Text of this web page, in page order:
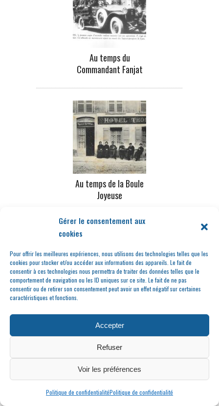
Gérer le consentement aux
cookies
Pour offrir les meilleures expériences, nous utilisons des technologies telles que les
cookies pour stocker et/ou accéder aux informations des appareils. Le fait de
consentir à ces technologies nous permettra de traiter des données telles que le
comportement de navigation ou les ID uniques sur ce site. Le fait de ne pas
consentir ou de retirer son consentement peut avoir un effet négatif sur certaines
caractéristiques et fonctions.
Accepter
Refuser
Voir les préférences
Politique de confidentialitéPolitique de confidentialité
Au temps du
Commandant Fanjat
Au temps de la Boule
Joyeuse
transformateurs
transformés !